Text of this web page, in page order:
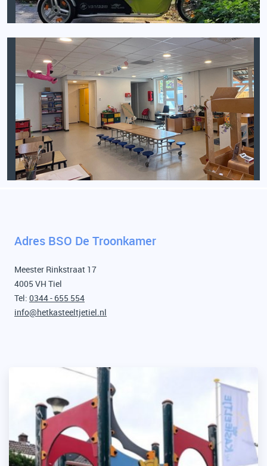
Adres BSO De Troonkamer
Meester Rinkstraat 17
4005 VH Tiel
Tel: 0344 - 655 554
info@hetkasteeltjetiel.nl